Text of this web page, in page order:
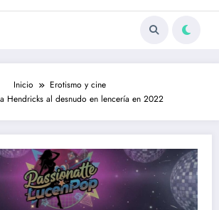
Inicio
Erotismo y cine
Hendricks al desnudo en lencería en 2022